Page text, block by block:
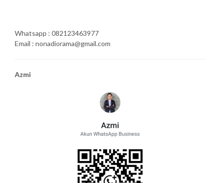
Whatsapp : 082123463977
Email : nonadiorama@gmail.com
Azmi